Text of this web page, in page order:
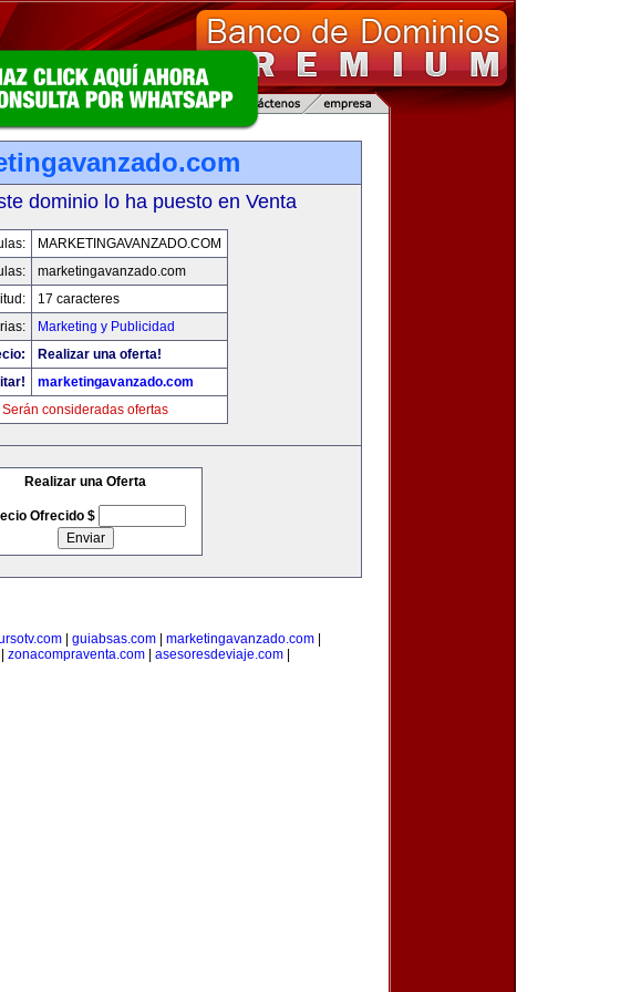
dominio lo ha puesto en Venta
MARKETINGAVANZADO.COM
marketingavanzado.com
17 caracteres
Marketing y Publicidad
Realizar una oferta!
marketingavanzado.com
Serán consideradas ofertas
Realizar una Oferta
Ofrecido $
guiabsas.com marketingavanzado.com
zonacompraventa.com asesoresdeviaje.com